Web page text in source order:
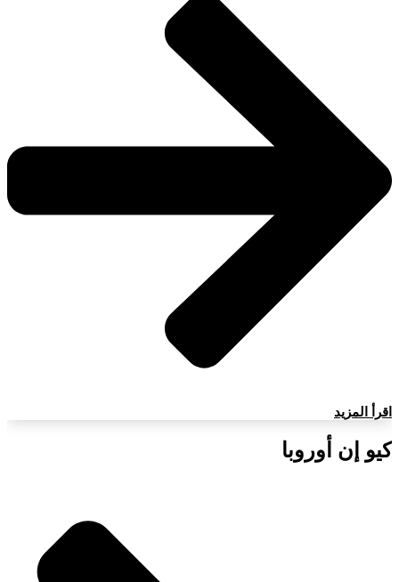
اقرأ المزيد
كيو إن أوروبا